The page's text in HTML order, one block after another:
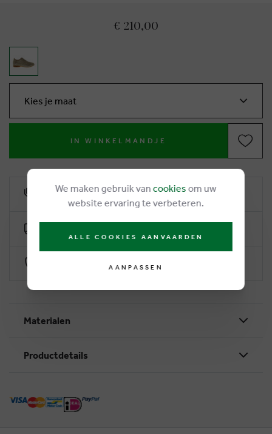
€ 210,00
Kies je maat
IN WINKELMANDJE
6% klantenkorting
Veilig betalen via Worldline
Materialen
Productdetails
We maken gebruik van cookies om uw
website ervaring te verbeteren.
ALLE COOKIES AANVAARDEN
AANPASSEN